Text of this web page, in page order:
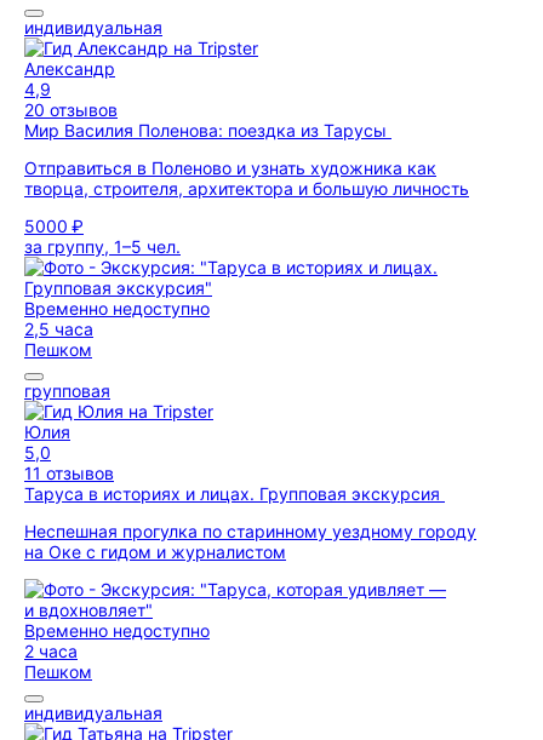
индивидуальная
Александр
4,9
20 отзывов
Мир Василия Поленова: поездка из Тарусы
Отправиться в Поленово и узнать художника как
творца, строителя, архитектора и большую личность
5000 ₽
за группу, 1–5 чел.
Временно недоступно
2,5 часа
Пешком
групповая
Юлия
5,0
11 отзывов
Таруса в историях и лицах. Групповая экскурсия
Неспешная прогулка по старинному уездному городу
на Оке с гидом и журналистом
Временно недоступно
2 часа
Пешком
индивидуальная